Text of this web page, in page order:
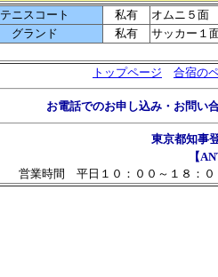
テニスコート 私有
オムニ５面
グランド
私有 サッカー１
トップページ 合宿の
お電話でのお申し込み・お問い
東京都知事
【
営業時間 平日１０：００～１８：